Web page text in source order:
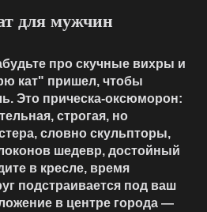
для мужчин
про скучные вихры и
кат" пришел, чтобы
Это прическа-оксюморон:
строгая, но
словно скульпторы,
шедевр, достойный
в кресле, время
подстраивается под ваш
в центре города —